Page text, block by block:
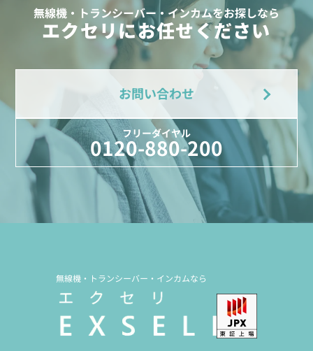
無線機・トランシーバー・インカムをお探しなら
エクセリにお任せください
お問い合わせ
フリーダイヤル
0120-880-200
無線機・トランシーバー・インカムなら